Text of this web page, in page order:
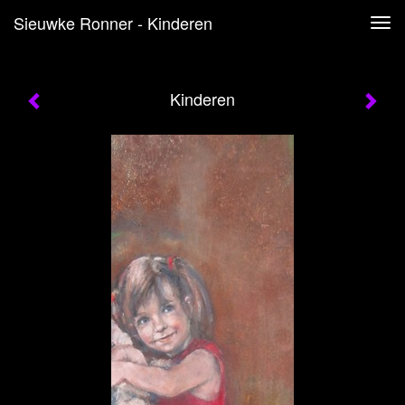
Sieuwke Ronner - Kinderen
Kinderen